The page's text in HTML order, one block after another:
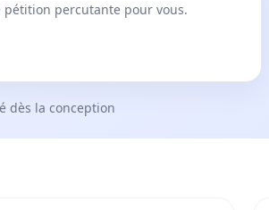
pétition percutante pour vous.
dès la conception